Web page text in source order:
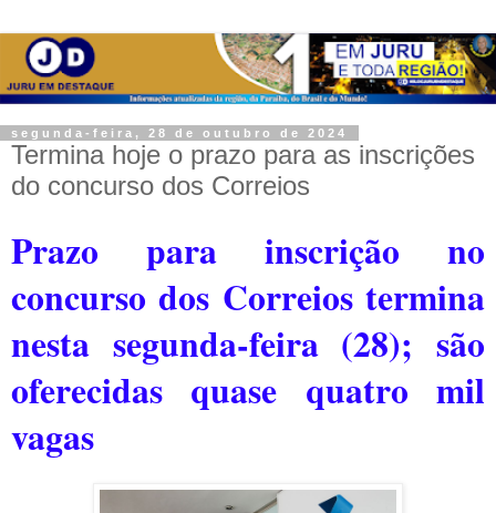
segunda-feira, 28 de outubro de 2024
Termina hoje o prazo para as inscrições
do concurso dos Correios
Prazo para inscrição no
concurso dos Correios termina
nesta segunda-feira (28); são
oferecidas quase quatro mil
vagas